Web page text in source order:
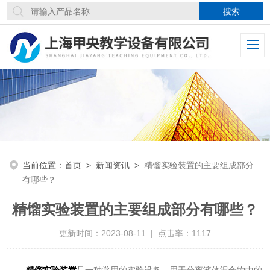
当前位置：首页 > 新闻资讯 >精馏实验装置的主要组成部分
有哪些？
精馏实验装置的主要组成部分有哪些？
更新时间：2023-08-11 | 点击率：1117